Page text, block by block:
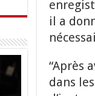
il a
“Après
dans